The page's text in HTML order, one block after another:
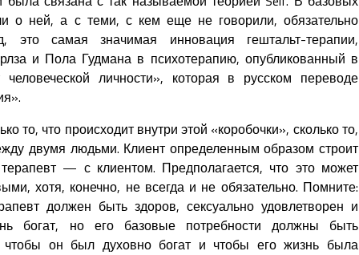
о ней, а с теми, с кем еще не говорили, обязательно
это самая значимая инновация гештальт-терапии,
и Пола Гудмана в психотерапию, опубликованный в
личности», которая в русском переводе
то, что происходит внутри этой «коробочки», сколько то,
двумя людьми. Клиент определенным образом строит
— с клиентом. Предполагается, что это может
хотя, конечно, не всегда и не обязательно. Помните:
должен быть здоров, сексуально удовлетворен и
богат, но его базовые потребности должны быть
чтобы он был духовно богат и чтобы его жизнь была